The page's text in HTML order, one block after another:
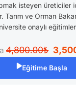
isteyen üreticiler
ve Orman
onaylı
4,800.00₺
Eğitime Başla